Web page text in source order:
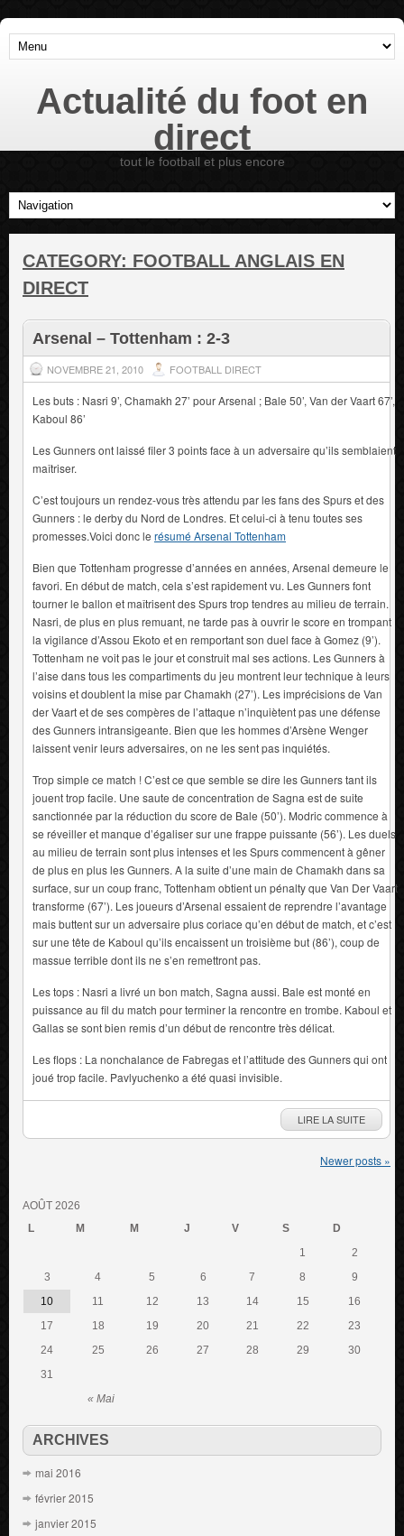
Actualité du foot en
direct
tout le football et plus encore
CATEGORY: FOOTBALL ANGLAIS EN
DIRECT
Arsenal – Tottenham : 2-3
NOVEMBRE 21, 2010 FOOTBALL DIRECT
Les buts : Nasri 9’, Chamakh 27’ pour Arsenal ; Bale 50’, Van der Vaart 67’,
Kaboul 86’
Les Gunners ont laissé filer 3 points face à un adversaire qu’ils semblaient
maîtriser.
C’est toujours un rendez-vous très attendu par les fans des Spurs et des
Gunners : le derby du Nord de Londres. Et celui-ci à tenu toutes ses
promesses.Voici donc le résumé Arsenal Tottenham
Bien que Tottenham progresse d’années en années, Arsenal demeure le
favori. En début de match, cela s’est rapidement vu. Les Gunners font
tourner le ballon et maîtrisent des Spurs trop tendres au milieu de terrain.
Nasri, de plus en plus remuant, ne tarde pas à ouvrir le score en trompant
la vigilance d’Assou Ekoto et en remportant son duel face à Gomez (9’).
Tottenham ne voit pas le jour et construit mal ses actions. Les Gunners à
l’aise dans tous les compartiments du jeu montrent leur technique à leurs
voisins et doublent la mise par Chamakh (27’). Les imprécisions de Van
der Vaart et de ses compères de l’attaque n’inquiètent pas une défense
des Gunners intransigeante. Bien que les hommes d’Arsène Wenger
laissent venir leurs adversaires, on ne les sent pas inquiétés.
Trop simple ce match ! C’est ce que semble se dire les Gunners tant ils
jouent trop facile. Une saute de concentration de Sagna est de suite
sanctionnée par la réduction du score de Bale (50’). Modric commence à
se réveiller et manque d’égaliser sur une frappe puissante (56’). Les duels
au milieu de terrain sont plus intenses et les Spurs commencent à gêner
de plus en plus les Gunners. A la suite d’une main de Chamakh dans sa
surface, sur un coup franc, Tottenham obtient un pénalty que Van Der Vaart
transforme (67’). Les joueurs d’Arsenal essaient de reprendre l’avantage
mais buttent sur un adversaire plus coriace qu’en début de match, et c’est
sur une tête de Kaboul qu’ils encaissent un troisième but (86’), coup de
massue terrible dont ils ne s’en remettront pas.
Les tops : Nasri a livré un bon match, Sagna aussi. Bale est monté en
puissance au fil du match pour terminer la rencontre en trombe. Kaboul et
Gallas se sont bien remis d’un début de rencontre très délicat.
Les flops : La nonchalance de Fabregas et l’attitude des Gunners qui ont
joué trop facile. Pavlyuchenko a été quasi invisible.
LIRE LA SUITE
Newer posts »
AOÛT 2026
L
M M J V S D
« Mai
1
2
3
4 5 6 7 8
9
10
11 12 13 14 15
16
17
18 19 20 21 22
23
24
25 26 27 28 29
30
31
ARCHIVES
mai 2016
février 2015
janvier 2015